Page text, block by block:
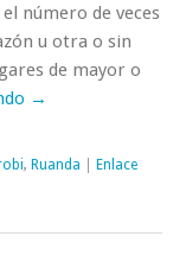
número de veces
u otra o sin
de mayor o
→
, Ruanda
Enlace